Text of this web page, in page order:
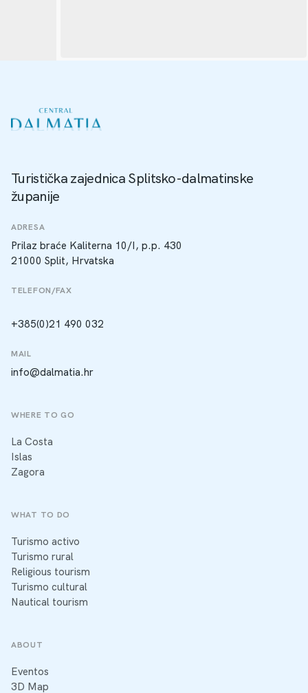
Turistička zajednica Splitsko-dalmatinske
županije
ADRESA
Prilaz braće Kaliterna 10/I, p.p. 430
21000 Split, Hrvatska
TELEFON/FAX
+385(0)21 490 032
MAIL
info@dalmatia.hr
WHERE TO GO
La Costa
Islas
Zagora
WHAT TO DO
Turismo activo
Turismo rural
Religious tourism
Turismo cultural
Nautical tourism
ABOUT
Eventos
3D Map